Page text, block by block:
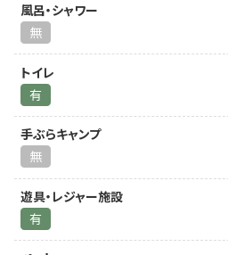
風呂・シャワー
無
トイレ
有
手ぶらキャンプ
無
遊具・レジャー施設
有